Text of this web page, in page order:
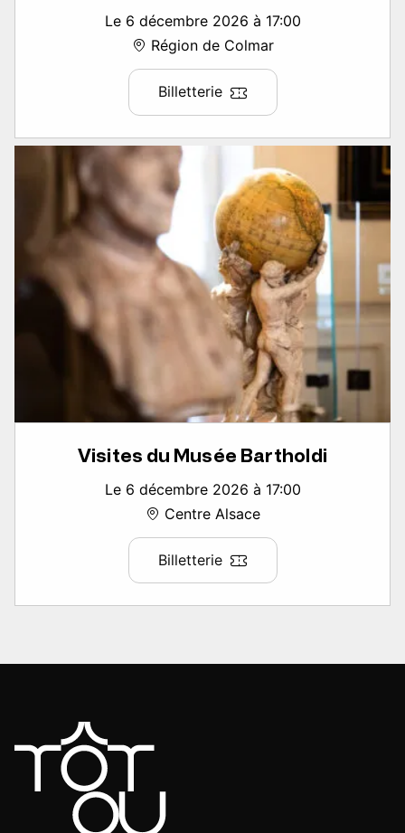
Le 6 décembre 2026 à 17:00
Région de Colmar
Billetterie
Visites du Musée Bartholdi
Le 6 décembre 2026 à 17:00
Centre Alsace
Billetterie